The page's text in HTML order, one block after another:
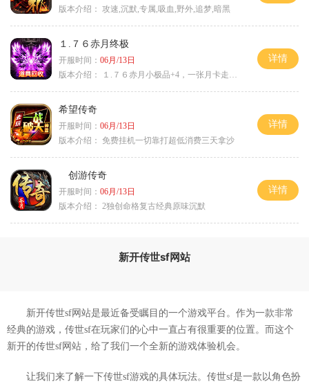
版本介绍： 攻速,沉默,专属,吸血,野外,追梦,暗黑
１.７６赤月终极
开服时间： 06月/13日
版本介绍：
１.７６赤月小极品+4，一张月卡走天涯a
详情
希望传奇
开服时间： 06月/13日
版本介绍： 免费挂机一切靠打超低消费三天拿沙
详情
创游传奇
开服时间： 06月/13日
版本介绍： 2独创命格复古经典原味沉默
详情
新开传世sf网站
新开传世sf网站是最近备受瞩目的一个游戏平台。作为一款非常
经典的游戏，传世sf在玩家们的心中一直占有很重要的位置。而这个
新开的传世sf网站，给了我们一个全新的游戏体验机会。
让我们来了解一下传世sf游戏的具体玩法。传世sf是一款以角色扮